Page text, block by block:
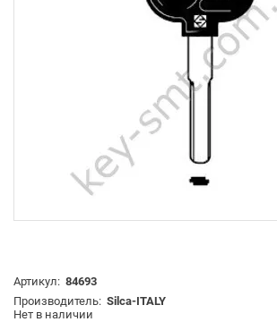
Артикул: 84693
Производитель: Silca-ITALY
Нет в наличии